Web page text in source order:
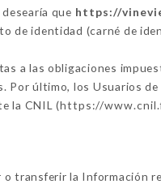
que https://
de identidad (carné de
a las obligaciones
Por último, los Usuarios de
la CNIL (https://
transferir la Información